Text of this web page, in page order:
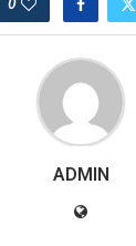
0
ADMIN